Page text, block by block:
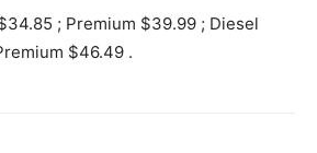
; Premium $39.99 ; Diesel
$46.49 .